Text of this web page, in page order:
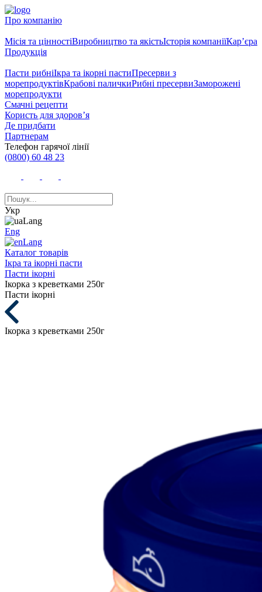
Про компанію
Місія та цінностіВиробництво та якістьІсторія компаніїКар’єра
Продукція
Пасти рибніІкра та ікорні пастиПресерви з
морепродуктівКрабові паличкиРибні пресервиЗаморожені
морепродукти
Смачні рецепти
Користь для здоров’я
Де придбати
Партнерам
Телефон гарячої лінії
(0800) 60 48 23
Укр
Eng
Каталог товарів
Ікра та ікорні пасти
Пасти ікорні
Ікорка з креветками 250г
Пасти ікорні
Ікорка з креветками 250г